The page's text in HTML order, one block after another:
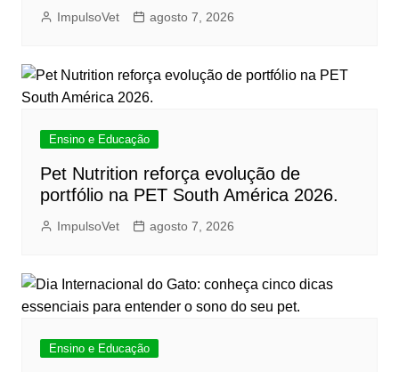
ImpulsoVet agosto 7, 2026
Ensino e Educação
Pet Nutrition reforça evolução de
portfólio na PET South América 2026.
ImpulsoVet agosto 7, 2026
Ensino e Educação